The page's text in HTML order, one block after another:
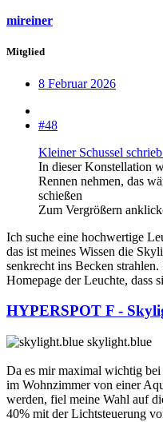
mireiner
Mitglied
8 Februar 2026
#48
Kleiner Schussel
In dieser Konstellation
Rennen nehmen, das
schießen
Zum Vergrößern
Ich suche eine hochwertige
das ist meines Wissen die
senkrecht ins Becken
Homepage der Leuchte, dass
HYPERSPOT F -
skylight.blue
Da es mir maximal wichtig
im Wohnzimmer von einer
werden, fiel meine Wahl auf
40% mit der Lichtsteuerung